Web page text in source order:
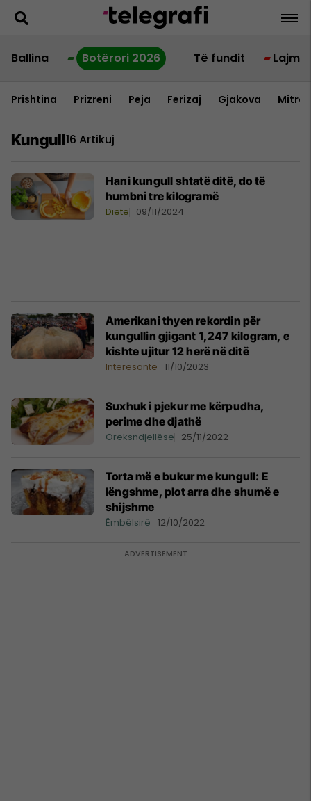
Ballina Botërori 2026 Të fundit Lajme
Prishtina Prizreni Peja Ferizaj Gjakova
Kungull16 Artikuj
Hani kungull shtatë ditë, do të
humbni tre kilogramë
Dietë 09/11/2024
Amerikani thyen rekordin për
kungullin gjigant 1,247 kilogram, e
kishte ujitur 12 herë në ditë
Interesante 11/10/2023
Suxhuk i pjekur me kërpudha,
perime dhe djathë
Oreksndjellëse 25/11/2022
Torta më e bukur me kungull: E
lëngshme, plot arra dhe shumë e
shijshme
Ëmbëlsirë 12/10/2022